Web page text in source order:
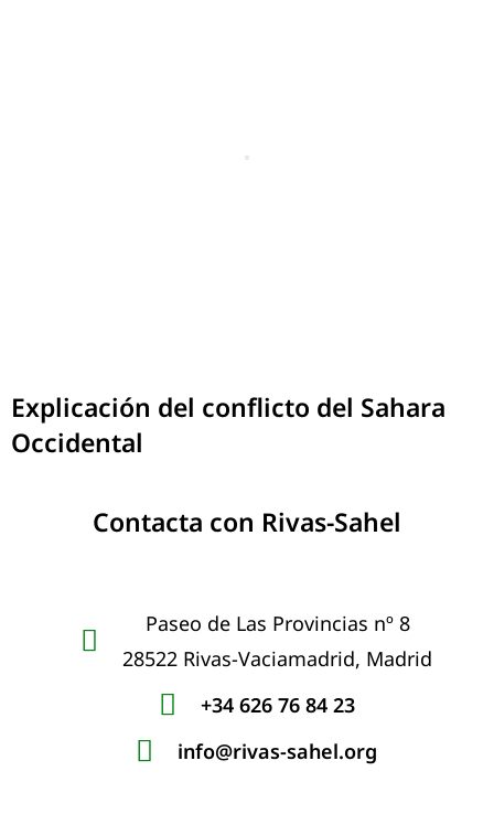
Explicación del conflicto del Sahara
Occidental
Contacta con Rivas-Sahel
Paseo de Las Provincias nº 8
28522 Rivas-Vaciamadrid, Madrid
+34 626 76 84 23
info@rivas-sahel.org